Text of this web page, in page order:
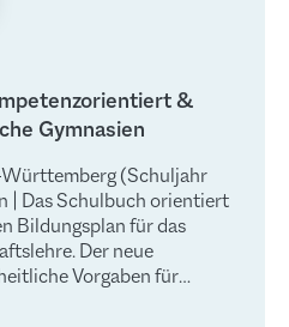
&
Gymnasien
Württemberg (Schuljahr
Bildungsplan für das
Der neue
Vorgaben für